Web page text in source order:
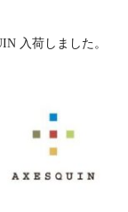
入荷しました。